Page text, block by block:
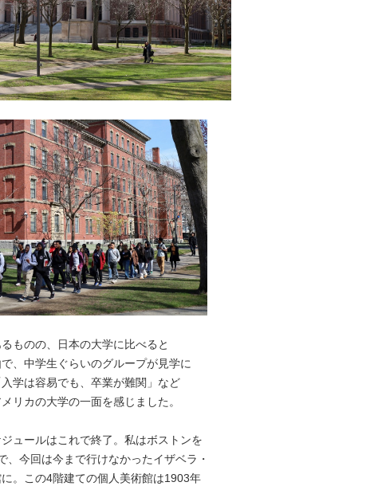
ものの、日本の大学に比べると
、中学生ぐらいのグループが見学に
学は容易でも、卒業が難関」など
リカの大学の一面を感じました。
ュールはこれで終了。私はボストンを
、今回は今まで行けなかったイザベラ・
。この4階建ての個人美術館は1903年